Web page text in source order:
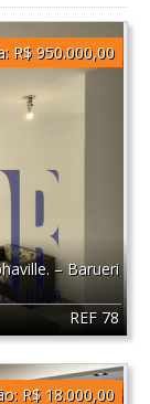
REF 78
–Barueri
R$ 950.000,00
R$ 18.000,00